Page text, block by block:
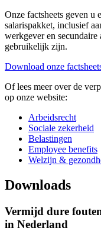
Onze factsheets geven u
salarispakket, inclusief
werkgever en
gebruikelijk zijn.
Download onze
Of lees meer over de
op onze website:
Arbeidsrecht
Sociale zekerheid
Belastingen
Employee benefits
Welzijn &
Downloads
Vermijd dure
in Nederland